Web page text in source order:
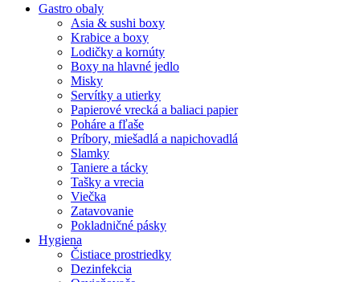
Gastro obaly
Asia & sushi boxy
Krabice a boxy
Lodičky a kornúty
Boxy na hlavné jedlo
Misky
Servítky a utierky
Papierové vrecká a baliaci papier
Poháre a fľaše
Príbory, miešadlá a napichovadlá
Slamky
Taniere a tácky
Tašky a vrecia
Viečka
Zatavovanie
Pokladničné pásky
Hygiena
Čistiace prostriedky
Dezinfekcia